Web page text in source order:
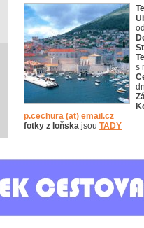
s
p.cechura (at) e­mail.cz
fotky z loňska jsou TADY